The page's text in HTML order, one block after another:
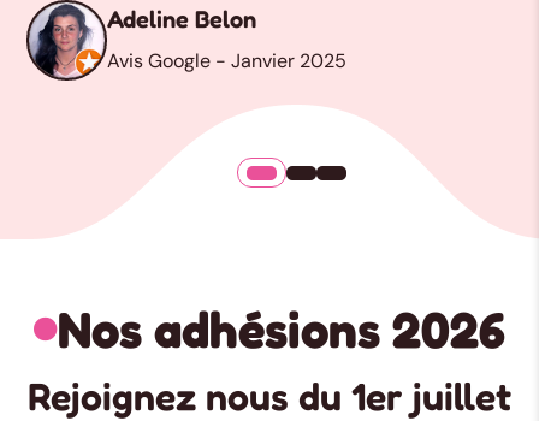
Adeline Belon
Avis Google - Janvier 2025
Nos adhésions 2026
Rejoignez nous du 1er juillet